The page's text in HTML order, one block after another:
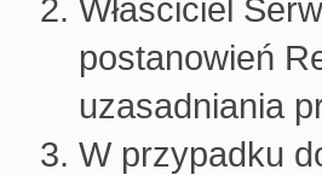
Właściciel
postanowień
uzasadniania
W przypadku